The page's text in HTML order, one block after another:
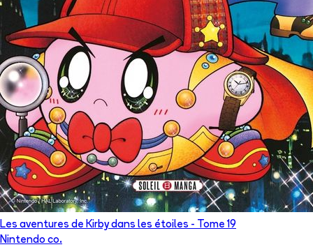
Les aventures de Kirby dans les étoiles - Tome 19
Nintendo co.